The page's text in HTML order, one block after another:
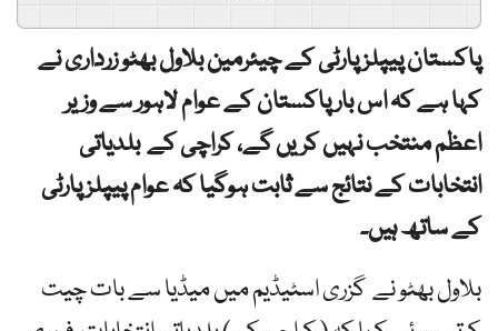
پاکستان پیپلزپارٹی کے چیئرمین بلاول بھٹو زرداری نے
کہا ہے کہ اس بار پاکستان کے عوام لاہور سے وزیر
اعظم منتخب نہیں کریں گے، کراچی کے بلدیاتی
انتخابات کے نتائج سے ثابت ہوگیا کہ عوام پیپلز پارٹی
کے ساتھ ہیں۔
بلاول بھٹو نے گزری اسٹیڈیم میں میڈیا سے بات چیت